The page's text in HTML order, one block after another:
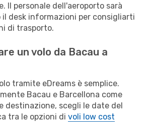
Il personale dell'aeroporto sarà
il desk informazioni per consigliarti
di trasporto.
un volo da Bacau a
tramite eDreams è semplice.
Bacau e Barcellona come
destinazione, scegli le date del
tra le opzioni di voli low cost